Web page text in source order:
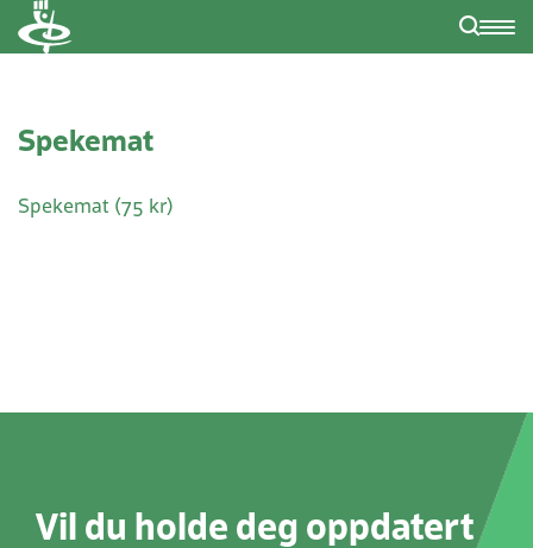
Spekemat
Spekemat (75 kr)
Vil du holde deg oppdatert